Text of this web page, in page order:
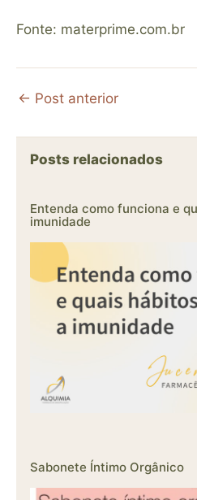
Fonte: materprime.com.br
← Post anterior
Posts relacionados
Entenda como funciona e
imunidade
Sabonete Íntimo Orgânico